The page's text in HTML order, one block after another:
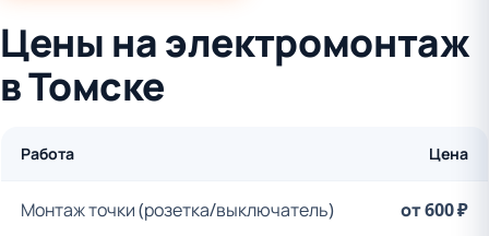
Цены на электромонтаж
в Томске
Работа Цена
Монтаж точки (розетка/выключатель) от 600 ₽